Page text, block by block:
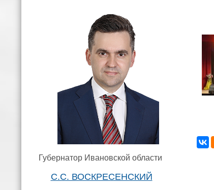
Губернатор Ивановской области
С.С. ВОСКРЕСЕНСКИЙ